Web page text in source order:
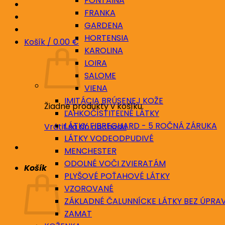
Košík / 0.00 €
Žiadne produkty v košíku.
Vrátiť sa do obchodu
Košík
FRANKA
GARDENA
HORTENSIA
KAROLINA
LOIRA
SALOME
VIENA
IMITÁCIA BRÚSENEJ KOŽE
ĽAHKOČÍSTITEĽNÉ LÁTKY
LÁTKY FIBREGUARD - 5 ROČNÁ ZÁRUKA
LÁTKY VODEODPUDIVÉ
MENCHESTER
ODOLNÉ VOČI ZVIERATÁM
PLYŠOVÉ POŤAHOVÉ LÁTKY
VZOROVANÉ
ZÁKLADNÉ ČALUNNÍCKE LÁTKY BEZ
ZAMAT